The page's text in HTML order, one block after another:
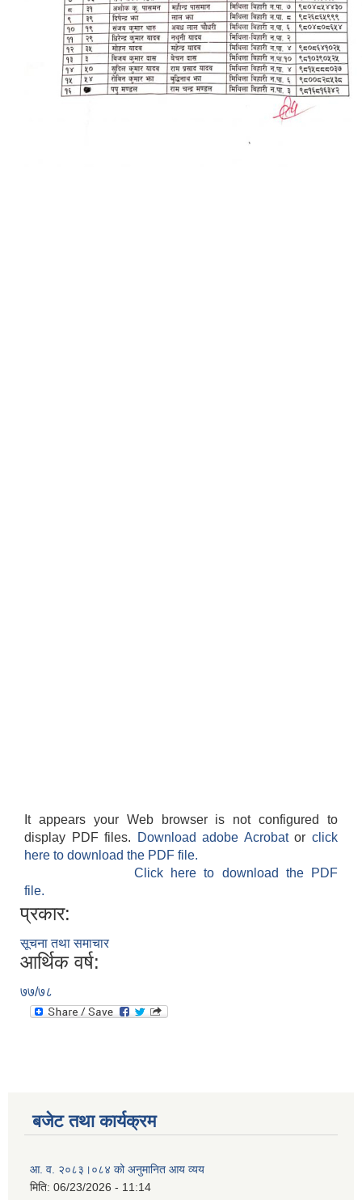
It appears your Web browser is not configured to
display PDF files.
Download adobe Acrobatorclick
here to download the PDF file.
Click here to download the PDF
file.
प्रकार:
सूचना तथा समाचार
आर्थिक वर्ष:
७७/७८
बजेट तथा कार्यक्रम
आ. व. २०८३।०८४ को अनुमानित आय व्यय
मिति: 06/23/2026 - 11:14